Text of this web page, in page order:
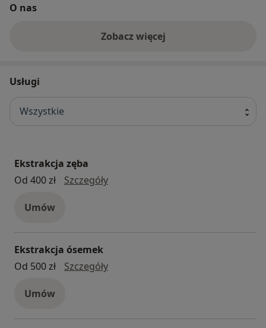
O nas
Zobacz więcej
Usługi
Wszystkie
Ekstrakcja zęba
Od 400 zł
Szczegółyekstrakcja zęba
Umów
Ekstrakcja ósemek
Od 500 zł
Szczegółyekstrakcja ósemek
Umów